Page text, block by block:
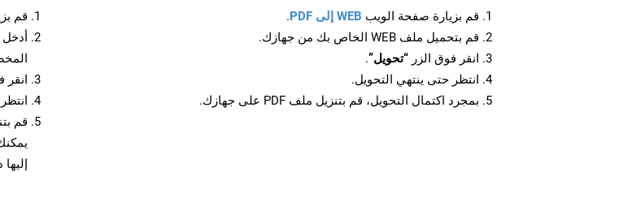
قم بزيارة صفحة الويب WEB إلى PDF
.
قم بتحميل ملف WEB الخاص بك من جهازك.
انقر فوق الزر “تحويل”.
انتظر حتى ينتهي التحويل.
بمجرد اكتمال التحويل، قم بتنزيل ملف PDF على جهازك.
قم
انقر